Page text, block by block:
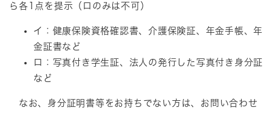
ら各1点を提示（ロのみは不可）
イ：健康保険資格確認書、介護保険証、年金手帳、年
金証書など
ロ：写真付き学生証、法人の発行した写真付き身分証
など
なお、身分証明書等をお持ちでない方は、お問い合わせ